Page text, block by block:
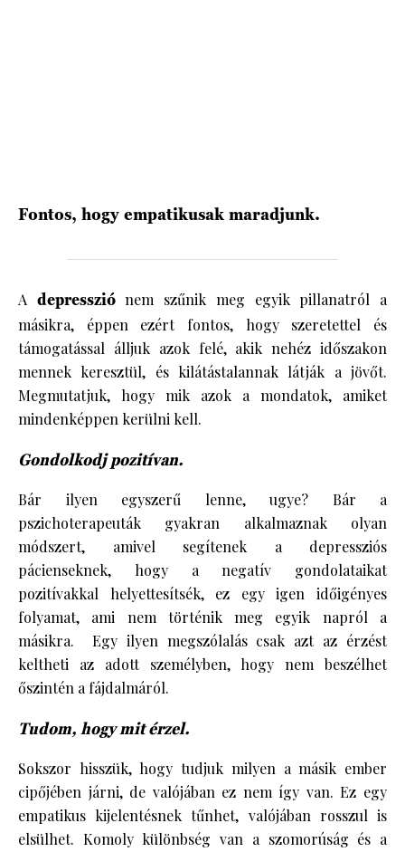
Fontos, hogy empatikusak maradjunk.
A depressziónem szűnik meg egyik pillanatról a
másikra, éppen ezért fontos, hogy szeretettel és
támogatással álljuk azok felé, akik nehéz időszakon
mennek keresztül, és kilátástalannak látják a jövőt.
Megmutatjuk, hogy mik azok a mondatok, amiket
mindenképpen kerülni kell.
Gondolkodj pozitívan.
Bár ilyen egyszerű lenne, ugye? Bár a
pszichoterapeuták gyakran alkalmaznak olyan
módszert, amivel segítenek a depressziós
pácienseknek, hogy a negatív gondolataikat
pozitívakkal helyettesítsék, ez egy igen időigényes
folyamat, ami nem történik meg egyik napról a
másikra. Egy ilyen megszólalás csak azt az érzést
keltheti az adott személyben, hogy nem beszélhet
őszintén a fájdalmáról.
Tudom, hogy mit érzel.
Sokszor hisszük, hogy tudjuk milyen a másik ember
cipőjében járni, de valójában ez nem így van. Ez egy
empatikus kijelentésnek tűnhet, valójában rosszul is
elsülhet. Komoly különbség van a szomorúság és a